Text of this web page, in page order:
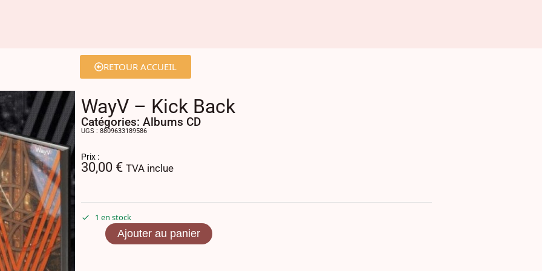
RETOUR ACCUEIL
WayV – Kick Back
Catégories: Albums CD
UGS : 8809633189586
Prix :
30,00 € TVA inclue
1 en stock
Ajouter au panier